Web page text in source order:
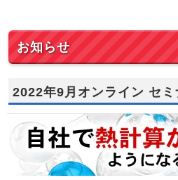
お知らせ
2022年9月オンライン セ